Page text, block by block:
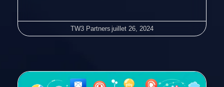
TW3 Partners juillet 26, 2024